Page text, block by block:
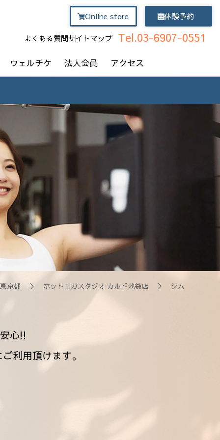
よくある質問サイトマップ Tel.03-6907-0551
ウェルチケ 法人会員 アクセス
東京都 ＞ ホットヨガスタジオ カルド池袋店 ＞ ジム
心!!
利用頂けます。
Online store 体験予約